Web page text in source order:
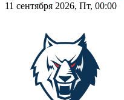
11 сентября 2026, Пт, 00:00